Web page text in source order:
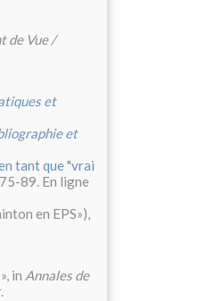
de Vue /
et
et
tant que "vrai
89. En ligne
en EPS»),
», in Annales de
.